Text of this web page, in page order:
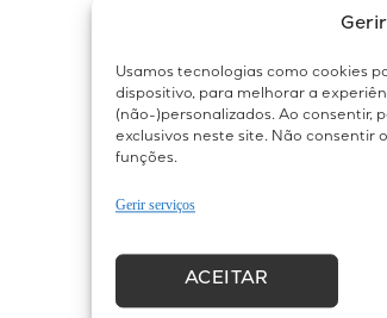
Usamos tecnologias como cookies
dispositivo, para melhorar a
(não-)personalizados. Ao consentir,
exclusivos neste site. Não consentir
funções.
Gerir serviços
ACEITAR